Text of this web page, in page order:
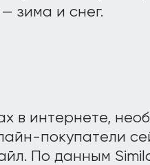
зима и снег.
в интернете,
покупатели
По данным